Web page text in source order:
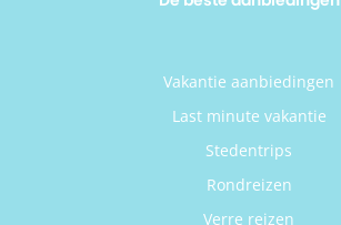
Vakantie aanbiedingen
Last minute vakantie
Stedentrips
Rondreizen
Verre reizen